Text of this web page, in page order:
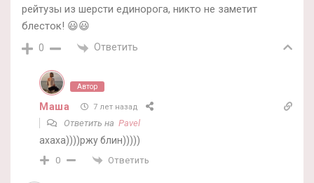
рейтузы из шерсти единорога, никто не заметит
блесток! 😃😃
0 Ответить
Автор
Маша 7 лет назад
Ответить на Pavel
ахаха))))ржу блин)))))
0 Ответить